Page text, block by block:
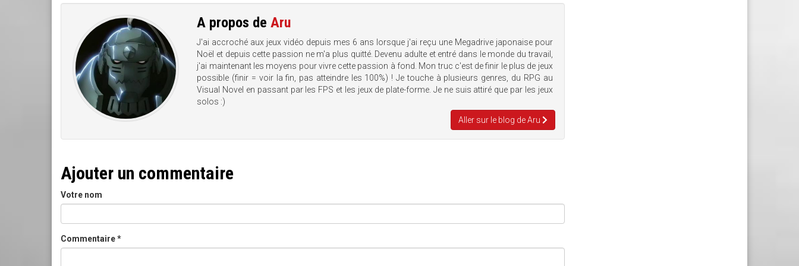
A propos deAru
J'ai accroché aux jeux vidéo depuis mes 6 ans lorsque j'ai reçu une Megadrive japonaise pour
Noël et depuis cette passion ne m'a plus quitté. Devenu adulte et entré dans le monde du travail,
j'ai maintenant les moyens pour vivre cette passion à fond. Mon truc c'est de finir le plus de jeux
possible (finir = voir la fin, pas atteindre les 100%) ! Je touche à plusieurs genres, du RPG au
Visual Novel en passant par les FPS et les jeux de plate-forme. Je ne suis attiré que par les jeux
solos :)
Aller sur le blog de Aru
Ajouter un commentaire
Votre nom
Commentaire*